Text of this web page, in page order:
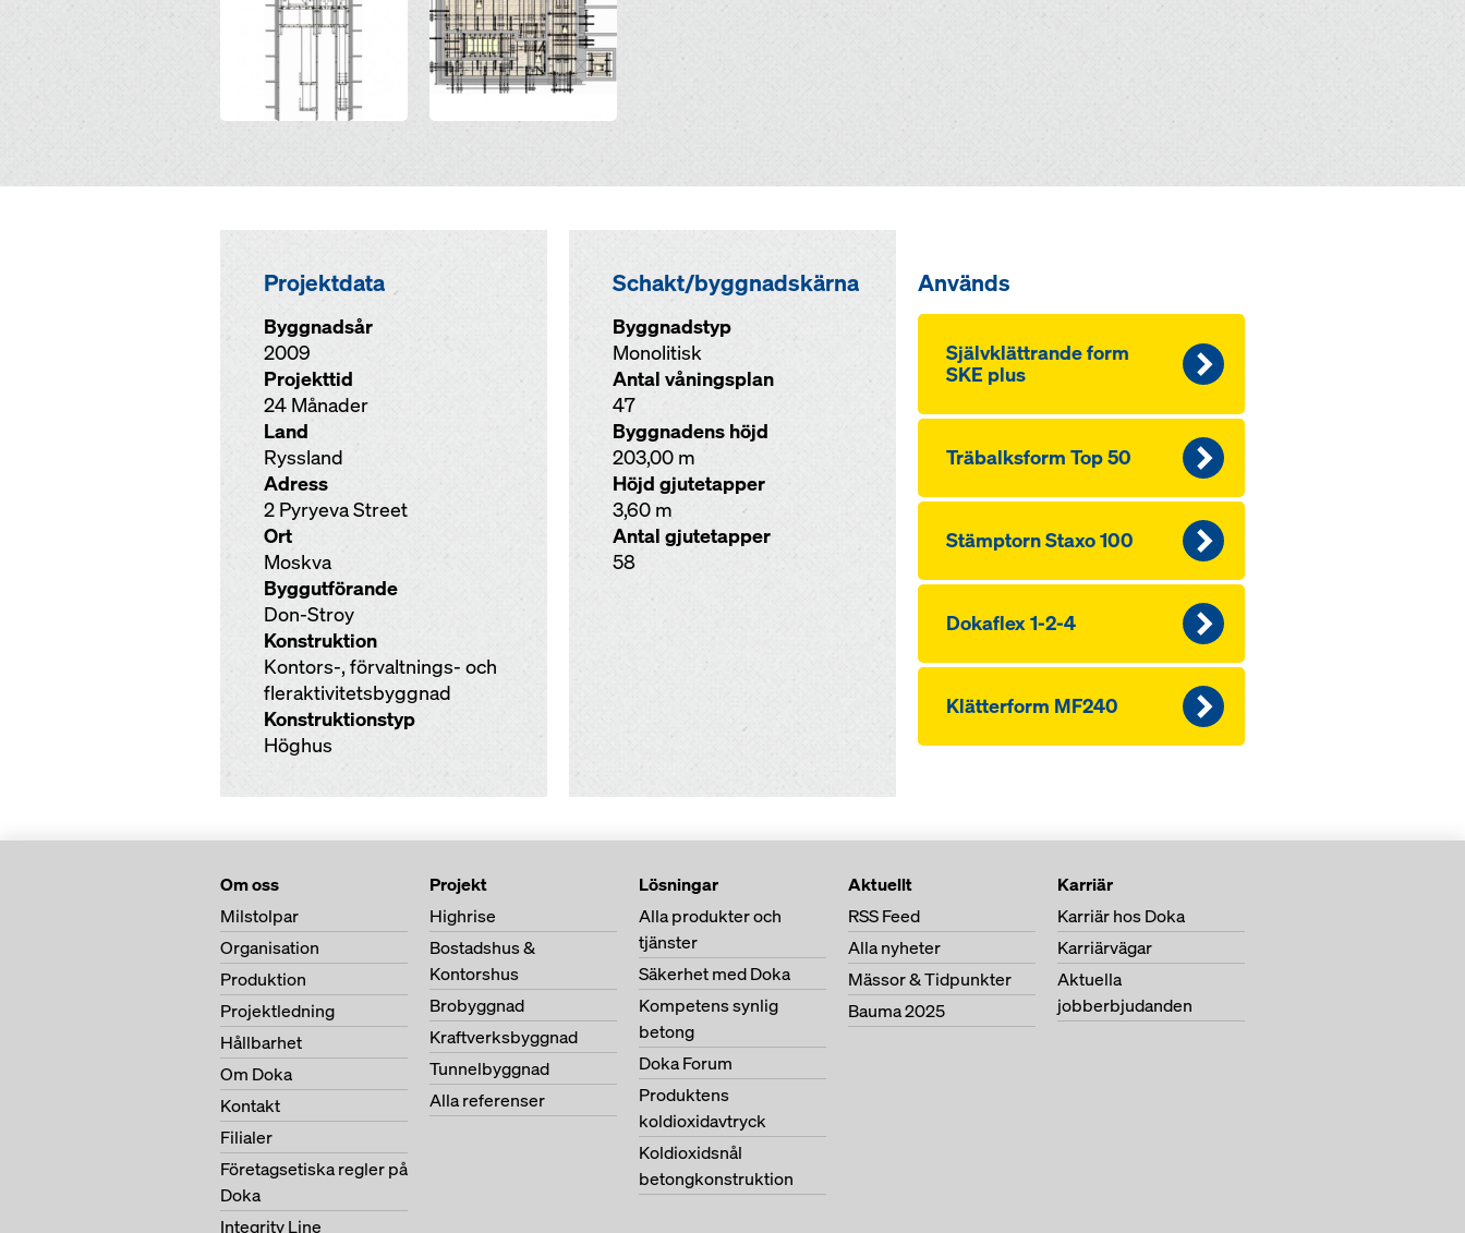
Projektdata
Byggnadsår
2009
Projekttid
24 Månader
Land
Ryssland
Adress
2 Pyryeva Street
Ort
Moskva
Byggutförande
Don-Stroy
Konstruktion
Kontors-, förvaltnings- och
fleraktivitetsbyggnad
Konstruktionstyp
Höghus
Schakt/byggnadskärna
Byggnadstyp
Monolitisk
Antal våningsplan
47
Byggnadens höjd
203,00 m
Höjd gjutetapper
3,60 m
Antal gjutetapper
58
Används
Självklättrande form
SKE plus
Träbalksform Top 50
Stämptorn Staxo 100
Dokaflex 1-2-4
Klätterform MF240
Om oss
Milstolpar
Organisation
Produktion
Projektledning
Hållbarhet
Om Doka
Kontakt
Filialer
Företagsetiska regler på
Doka
Integrity Line
Projekt
Highrise
Bostadshus &
Kontorshus
Brobyggnad
Kraftverksbyggnad
Tunnelbyggnad
Alla referenser
Lösningar
Alla produkter och
tjänster
Säkerhet med Doka
Kompetens synlig
betong
Doka Forum
Produktens
koldioxidavtryck
Koldioxidsnål
betongkonstruktion
Aktuellt
RSS Feed
Alla nyheter
Mässor & Tidpunkter
Bauma 2025
Karriär
Karriär hos Doka
Karriärvägar
Aktuella
jobberbjudanden